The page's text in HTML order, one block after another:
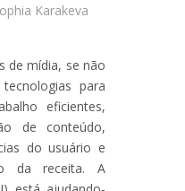
Karakeva
de mídia, se não
para
eficientes,
de conteúdo,
do usuário e
da receita. A